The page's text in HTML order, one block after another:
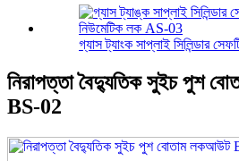
গ্যাস ট্যাংক সাপ্লাই সিলিন্ডার
নিরাপত্তা বৈদ্যুতিক সুইচ পুশ
BS-02